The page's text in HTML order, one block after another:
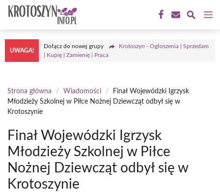
Przejdź
treści
UWAGA!
Dołącz do nowej grupy
Krotoszyn - Ogłoszenia | Sprzedam
| Kupię | Zamienię | Praca
Strona główna / Wiadomości /
Finał Wojewódzki Igrzysk
Młodzieży Szkolnej w Piłce Nożnej Dziewcząt odbył się w
Krotoszynie
Finał Wojewódzki Igrzysk
Młodzieży Szkolnej w Piłce
Nożnej Dziewcząt odbył się w
Krotoszynie